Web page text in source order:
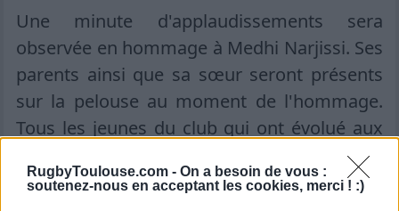
RugbyToulouse.com - On a besoin de vous :
soutenez-nous en acceptant les cookies, merci ! :)
Une minute d'applaudissements sera
observée en hommage à Medhi Narjissi. Ses
parents ainsi que sa sœur seront présents
sur la pelouse au moment de l'hommage.
Tous les jeunes du club qui ont évolué aux
côtés de Medhi, ainsi que ceux qui auraient
pu le faire cette saison, seront également